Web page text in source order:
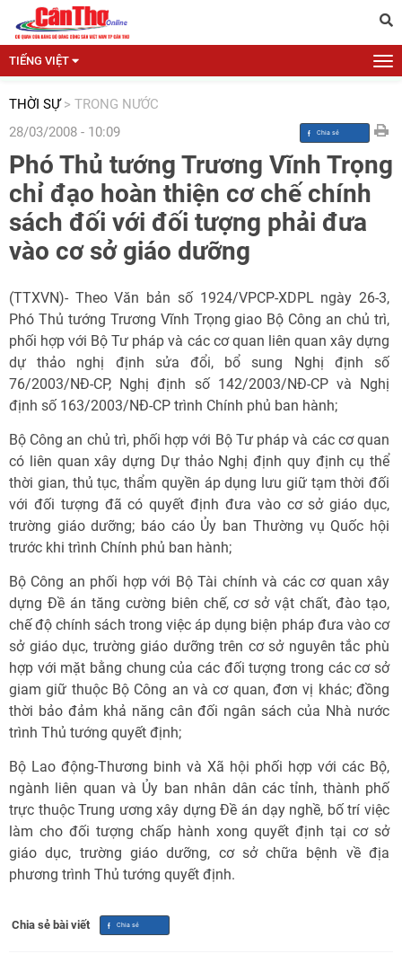
TIẾNG VIỆT
THỜI SỰ > TRONG NƯỚC
28/03/2008 - 10:09
Phó Thủ tướng Trương Vĩnh Trọng
chỉ đạo hoàn thiện cơ chế chính
sách đối với đối tượng phải đưa
vào cơ sở giáo dưỡng
(TTXVN)- Theo Văn bản số 1924/VPCP-XDPL ngày 26-3,
Phó Thủ tướng Trương Vĩnh Trọng giao Bộ Công an chủ trì,
phối hợp với Bộ Tư pháp và các cơ quan liên quan xây dựng
dự thảo nghị định sửa đổi, bổ sung Nghị định số
76/2003/NĐ-CP, Nghị định số 142/2003/NĐ-CP và Nghị
định số 163/2003/NĐ-CP trình Chính phủ ban hành;
Bộ Công an chủ trì, phối hợp với Bộ Tư pháp và các cơ quan
có liên quan xây dựng Dự thảo Nghị định quy định cụ thể
thời gian, thủ tục, thẩm quyền áp dụng lưu giữ tạm thời đối
với đối tượng đã có quyết định đưa vào cơ sở giáo dục,
trường giáo dưỡng; báo cáo Ủy ban Thường vụ Quốc hội
trước khi trình Chính phủ ban hành;
Bộ Công an phối hợp với Bộ Tài chính và các cơ quan xây
dựng Đề án tăng cường biên chế, cơ sở vật chất, đào tạo,
chế độ chính sách trong việc áp dụng biện pháp đưa vào cơ
sở giáo dục, trường giáo dưỡng trên cơ sở nguyên tắc phù
hợp với mặt bằng chung của các đối tượng trong các cơ sở
giam giữ thuộc Bộ Công an và cơ quan, đơn vị khác; đồng
thời bảo đảm khả năng cân đối ngân sách của Nhà nước
trình Thủ tướng quyết định;
Bộ Lao động-Thương binh và Xã hội phối hợp với các Bộ,
ngành liên quan và Ủy ban nhân dân các tỉnh, thành phố
trực thuộc Trung ương xây dựng Đề án dạy nghề, bố trí việc
làm cho đối tượng chấp hành xong quyết định tại cơ sở
giáo dục, trường giáo dưỡng, cơ sở chữa bệnh về địa
phương trình Thủ tướng quyết định.
Chia sẻ bài viết